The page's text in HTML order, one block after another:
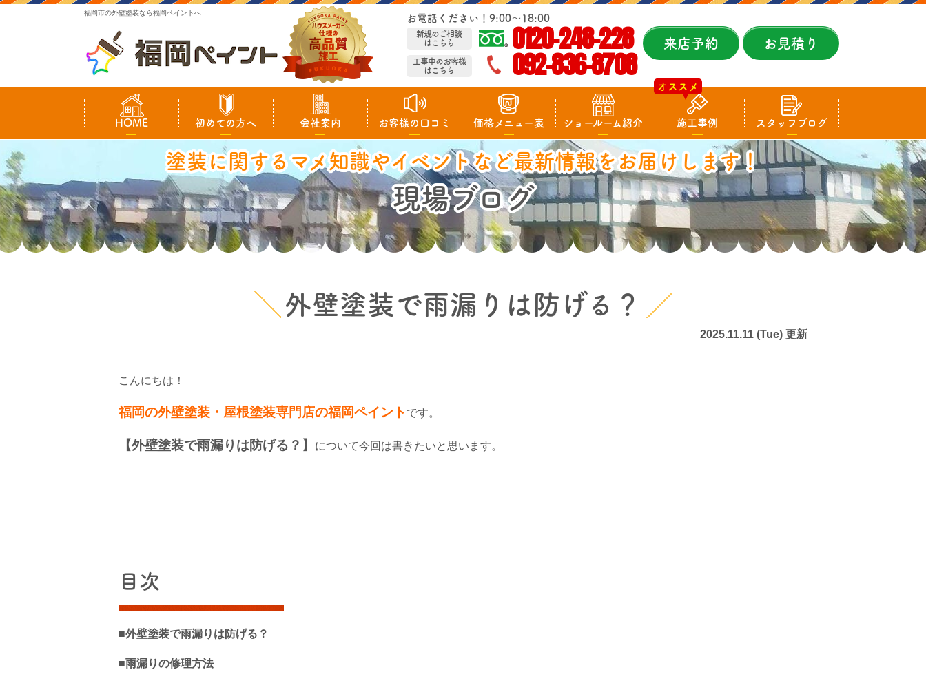
福岡市の外壁塗装なら福岡ペイントへ お電話ください！9:00～18:00
新規のご相談
はこちら
0120-248-228
工事中のお客様
はこちら
092-836-8708
来店予約 お見積り
HOME 初めての方へ 会社案内 お客様の口コミ 価格メニュー表 ショールーム紹介 施工事例
オススメ
スタッフブログ
塗装に関するマメ知識やイベントなど最新情報をお届けします！
現場ブログ
外壁塗装で雨漏りは防げる？
2025.11.11 (Tue) 更新
こんにちは！
福岡の外壁塗装・屋根塗装専門店の福岡ペイント です。
【外壁塗装で雨漏りは防げる？】 について今回は書きたいと思います。
目次
■外壁塗装で雨漏りは防げる？
■雨漏りの修理方法